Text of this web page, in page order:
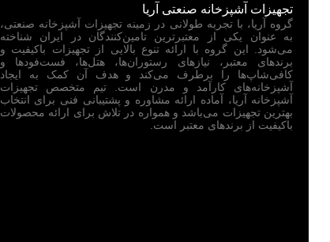
تجهیزات آشپزخانه صنعتی آریا
گروه آریا، با تجربه طولانی در زمینه تجهیزات آشپزخانه صنعتی،
به عنوان یکی از معتبرترین تامین‌کنندگان در ایران شناخته
می‌شود. این گروه با ارائه تنوع بالایی از تجهیزات باکیفیت و
برندهای معتبر، نیازهای رستوران‌ها، هتل‌ها، فست‌فودها و
کافی‌شاپ‌ها را برطرف می‌کند و هدف آن کمک به ایجاد
آشپزخانه‌های کارآمد و مدرن است. تیم متخصص تجهیزات
آشپزخانه آریا، آماده ارائه مشاوره و پشتیبانی فنی برای انتخاب
بهترین تجهیزات می‌باشد و همواره در تلاش برای ارائه محصولات
باکیفیت از برندهای معتبر است.